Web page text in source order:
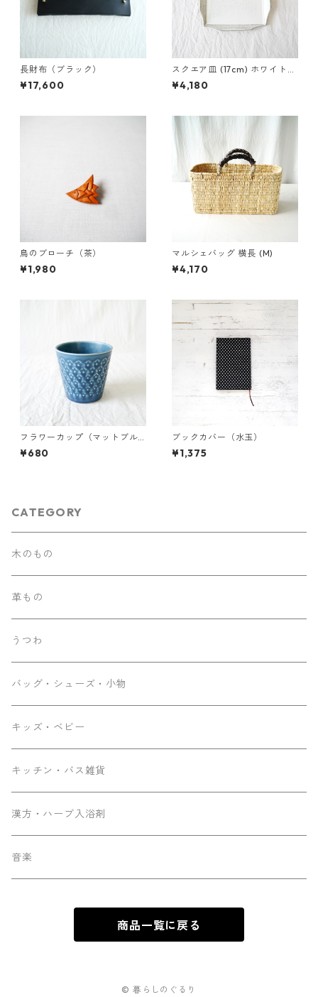
長財布（ブラック）
¥17,600
スクエア皿 (17cm) ホワイトア
ッシュ
¥4,180
鳥のブローチ（茶）
¥1,980
マルシェバッグ 横長 (M)
¥4,170
フラワーカップ（マットブル
ー）
¥680
ブックカバー（水玉）
¥1,375
CATEGORY
木のもの
革もの
うつわ
バッグ・シューズ・小物
キッズ・ベビー
キッチン・バス雑貨
漢方・ハーブ入浴剤
音楽
商品一覧に戻る
© 暮らしのぐるり